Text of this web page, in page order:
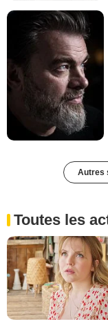
Autres
Toutes les